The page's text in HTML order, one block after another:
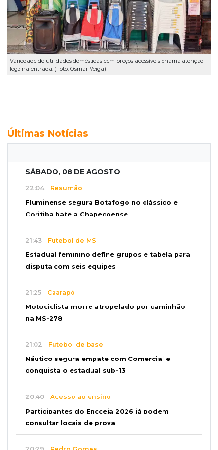
Variedade de utilidades domésticas com preços acessíveis chama atenção
logo na entrada. (Foto: Osmar Veiga)
Últimas Notícias
SÁBADO, 08 DE AGOSTO
22:04 Resumão
Fluminense segura Botafogo no clássico e
Coritiba bate a Chapecoense
21:43 Futebol de MS
Estadual feminino define grupos e tabela para
disputa com seis equipes
21:25 Caarapó
Motociclista morre atropelado por caminhão
na MS-278
21:02 Futebol de base
Náutico segura empate com Comercial e
conquista o estadual sub-13
20:40 Acesso ao ensino
Participantes do Encceja 2026 já podem
consultar locais de prova